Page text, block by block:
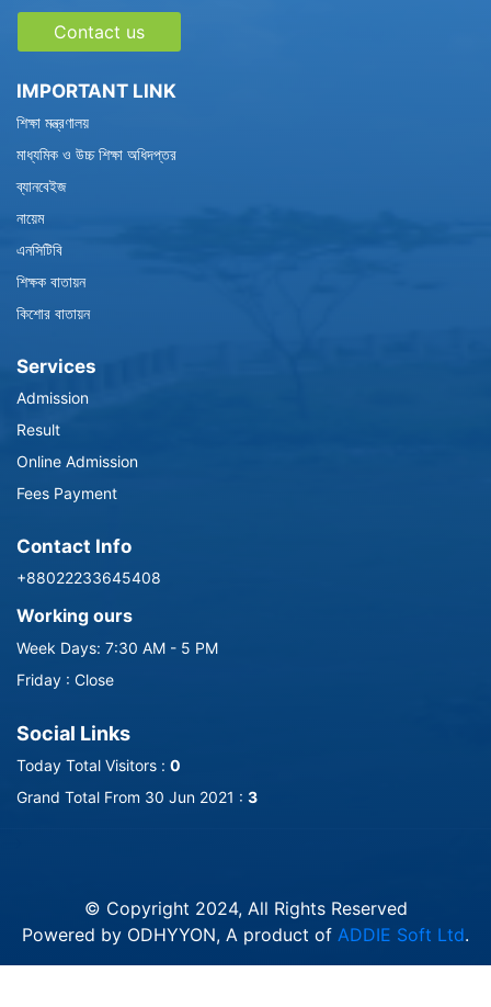
Contact us
IMPORTANT LINK
শিক্ষা মন্ত্রণালয়
মাধ্যমিক ও উচ্চ শিক্ষা অধিদপ্তর
ব্যানবেইজ
নায়েম
এনসিটিবি
শিক্ষক বাতায়ন
কিশোর বাতায়ন
Services
Admission
Result
Online Admission
Fees Payment
Contact Info
+88022233645408
Working ours
Week Days: 7:30 AM - 5 PM
Friday : Close
Social Links
Today Total Visitors : 0
Grand Total From 30 Jun 2021 : 3
© Copyright 2024, All Rights Reserved
Powered by ODHYYON, A product of ADDIE Soft Ltd.